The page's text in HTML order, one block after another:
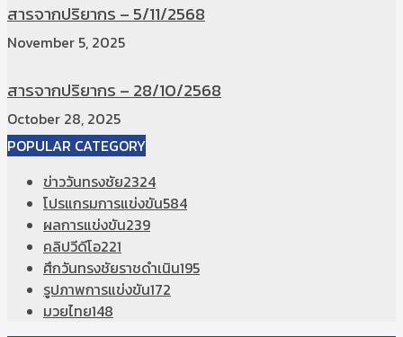
สารจากปริยากร – 5/11/2568
November 5, 2025
สารจากปริยากร – 28/10/2568
October 28, 2025
POPULAR CATEGORY
ข่าววันทรงชัย2324
โปรแกรมการแข่งขัน584
ผลการแข่งขัน239
คลิปวีดีโอ221
ศึกวันทรงชัยราชดำเนิน195
รูปภาพการแข่งขัน172
มวยไทย148